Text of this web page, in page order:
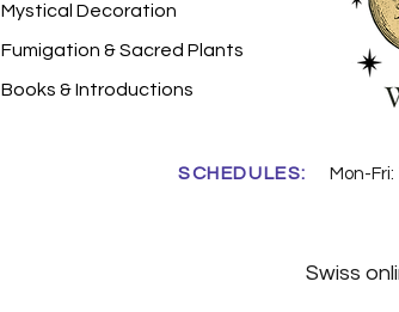
Mystical Decoration
Fumigation & Sacred Plants
Books & Introductions
SCHEDULES: Mon-Fri:
Swiss